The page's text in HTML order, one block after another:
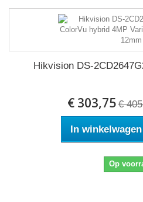
Hikvision DS-
€ 303,75 €
In winkelwagen
Op